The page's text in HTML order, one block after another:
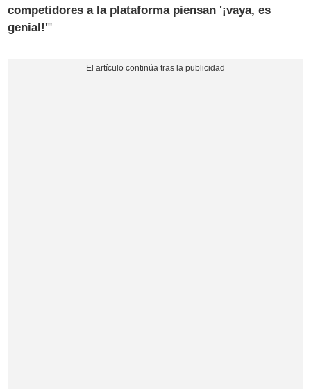
competidores a la plataforma piensan '¡vaya, es
genial!'"